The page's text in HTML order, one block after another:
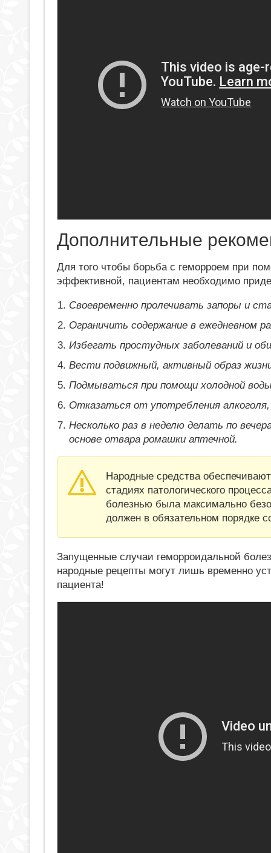
Дополнительные
Для того чтобы борьба с геморроем при
эффективной, пациентам необходимо
Своевременно пролечивать запоры и
Ограничить содержание в ежедневном
Избегать простудных заболеваний и
Вести подвижный, активный образ
Подмываться при помощи холодной
Отказаться от употребления
Несколько раз в неделю делать по
основе отвара ромашки аптечной.
Народные средства
стадиях патологического
болезнью была максимально
должен в обязательном порядке
Запущенные случаи геморроидальной
народные рецепты могут лишь временно
пациента!